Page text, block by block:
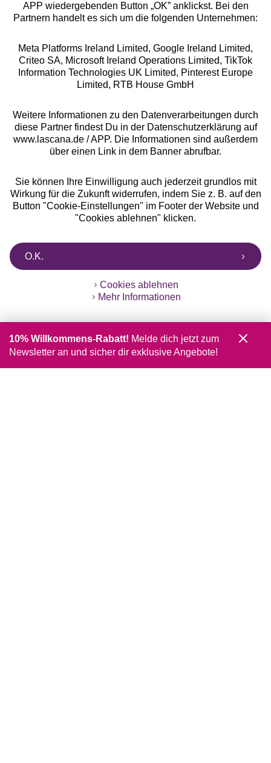
Alle Preise inkl. MwSt., zzgl.
Versandkosten
** Bonität vorausgesetzt, berechtigt zur Bonitätsprüfung
APP wiedergebenden Button „OK” anklickst. Bei den
Partnern handelt es sich um die folgenden Unternehmen:
Meta Platforms Ireland Limited, Google Ireland Limited,
Criteo SA, Microsoft Ireland Operations Limited, TikTok
Information Technologies UK Limited, Pinterest Europe
Limited, RTB House GmbH
Weitere Informationen zu den Datenverarbeitungen durch
diese Partner findest Du in der Datenschutzerklärung auf
www.lascana.de / APP. Die Informationen sind außerdem
über einen Link in dem Banner abrufbar.
Sie können Ihre Einwilligung auch jederzeit grundlos mit
Wirkung für die Zukunft widerrufen, indem Sie z. B. auf den
Button "Cookie-Einstellungen" im Footer der Website und
"Cookies ablehnen" klicken.
O.K.
Cookies ablehnen
Mehr Informationen
10% Willkommens-Rabatt! Melde dich jetzt zum
Newsletter an und sicher dir exklusive Angebote!